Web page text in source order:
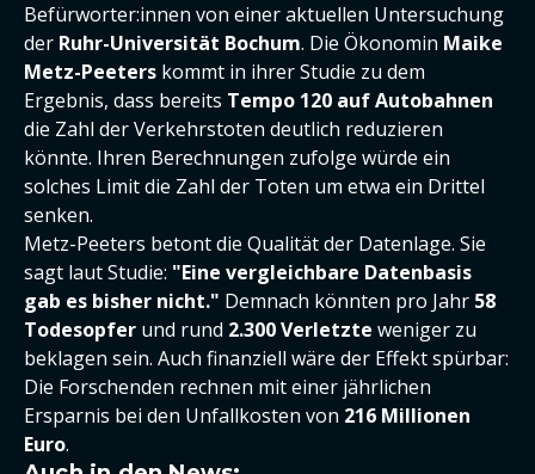
Befürworter:innen von einer aktuellen Untersuchung
der Ruhr-Universität Bochum. Die Ökonomin Maike
Metz-Peeters kommt in ihrer Studie zu dem
Ergebnis, dass bereits Tempo 120 auf Autobahnen
die Zahl der Verkehrstoten deutlich reduzieren
könnte. Ihren Berechnungen zufolge würde ein
solches Limit die Zahl der Toten um etwa ein Drittel
senken.
Metz-Peeters betont die Qualität der Datenlage. Sie
sagt laut Studie: "Eine vergleichbare Datenbasis
gab es bisher nicht." Demnach könnten pro Jahr 58
Todesopfer und rund 2.300 Verletzte weniger zu
beklagen sein. Auch finanziell wäre der Effekt spürbar:
Die Forschenden rechnen mit einer jährlichen
Ersparnis bei den Unfallkosten von 216 Millionen
Euro.